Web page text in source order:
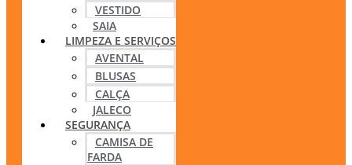
VESTIDO
SAIA
LIMPEZA E SERVIÇOS
AVENTAL
BLUSAS
CALÇA
JALECO
SEGURANÇA
CAMISA DE
FARDA